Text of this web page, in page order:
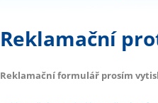
Reklamační
Reklamační formulář prosím